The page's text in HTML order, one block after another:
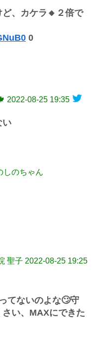
、カケラ🔸２倍で
0
2022-08-25 19:35
い
しのちゃん
聖子 2022-08-25 19:25
てないのよな🙄守
い、MAXにできた